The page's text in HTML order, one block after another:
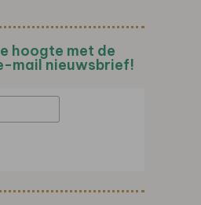
hoogte met de
mail nieuwsbrief!